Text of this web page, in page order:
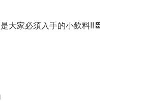
大家必須入手的小飲料!!🍫